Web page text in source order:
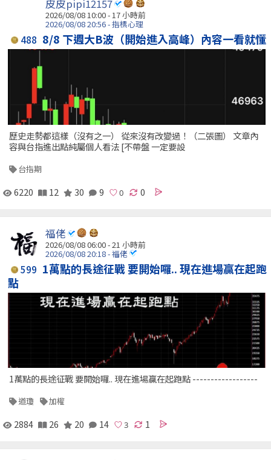
皮皮pipi12157
2026/08/08 10:00 -17 小時前
2026/08/08 20:56 - 指標心理
488 8/8 下週大B波（開始進入高峰）內容一看就懂
歷史走勢都這樣（沒有之一） 從來沒有改變過！（二張圖） 文章內
容與台指進出點純屬個人看法 [不帶盤 一定要設
台指期
6220 12 30 9 0
福佬
2026/08/08 06:00 -21 小時前
2026/08/08 20:18 - 福佬
599 1萬點的長途征戰 要開始囉.. 現在進場贏在起跑
點
1萬點的長途征戰 要開始囉.. 現在進場贏在起跑點 ------------------
道瓊 加權
2884 26 20 14 1